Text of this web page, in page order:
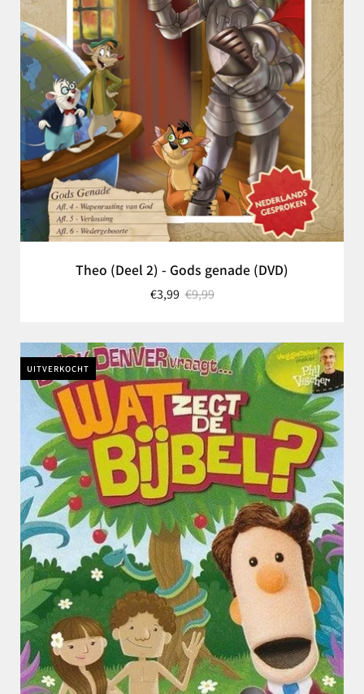
Theo (Deel 2) - Gods genade (DVD)
€3,99 €9,99
UITVERKOCHT